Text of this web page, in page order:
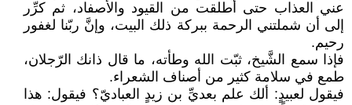
عني العذاب حتى أطلقت من القيود والأصفاد، ثم كرِّر
إلى أن شملتني الرحمة ببركة ذلك البيت، وإنَّ ربّنا لغفور
رحيم.
فإذا سمع الشَّيخ، ثبّت الله وطأته، ما قال ذانك الرّجلان،
طمع في سلامة كثير من أصناف الشعراء.
فيقول لعبيدٍ: ألك علم بعديِّ بن زيدٍ العباديّ؟ فيقول: هذا